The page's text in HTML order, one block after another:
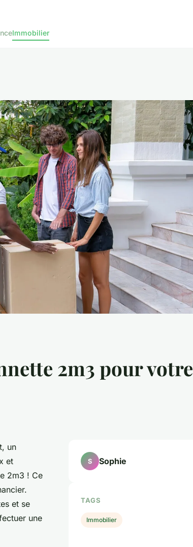
Immobilier
2m3 pour votre
un
et
2m3 ! Ce
et se
une
S Sophie
TAGS
Immobilier